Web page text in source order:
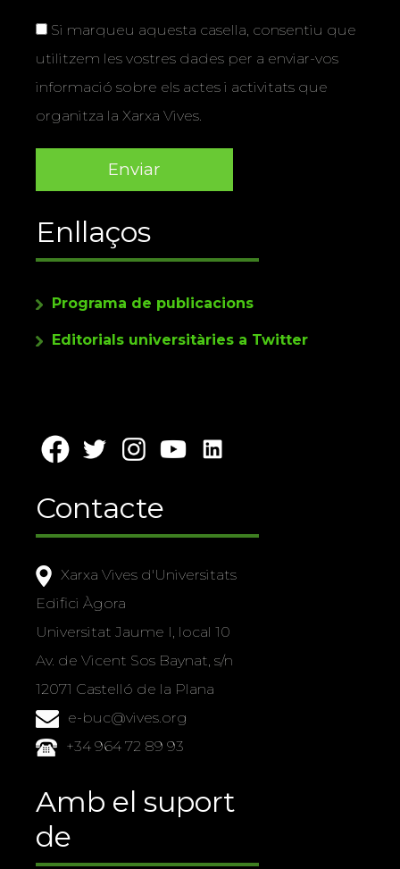
Si marqueu aquesta casella, consentiu que
utilitzem les vostres dades per a enviar-vos
informació sobre els actes i activitats que
organitza la Xarxa Vives.
Enllaços
Programa de publicacions
Editorials universitàries a Twitter
Contacte
Xarxa Vives d'Universitats
Edifici Àgora
Universitat Jaume I, local 10
Av. de Vicent Sos Baynat, s/n
12071 Castelló de la Plana
e-buc@vives.org
+34 964 72 89 93
Amb el suport
de